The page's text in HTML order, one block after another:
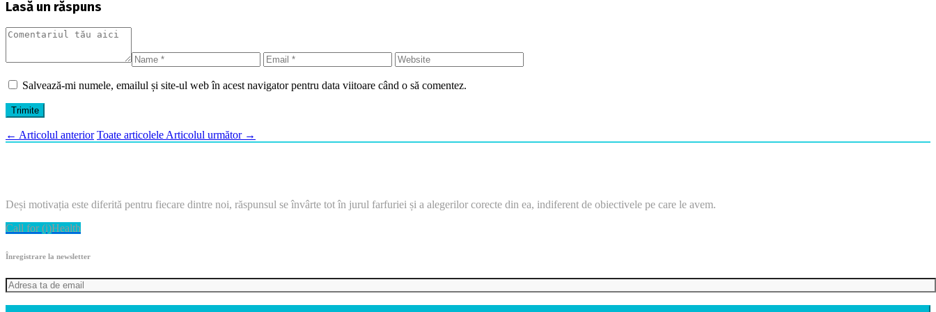
Lasă un răspuns
Salvează-mi numele, emailul și site-ul web în acest navigator pentru data viitoare când o să comentez.
← Articolul anterior Toate articoleleArticolul următor →
Deși motivația este diferită pentru fiecare dintre noi, răspunsul se învârte tot în jurul farfuriei și a alegerilor corecte din ea, indiferent de obiectivele pe care le avem.
Call for (i)Health
Înregistrare la newsletter